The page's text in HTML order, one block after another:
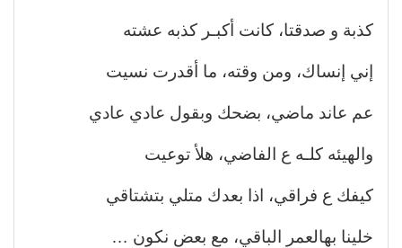
كذبة و صدقتا، كانت أكبـر كذبه عشته
إني إنساك، ومن وقته، ما أقدرت نسيت
عم عاند ماضي، بضحك وبقول عادي عادي
والهيئه كلـه ع الفاضي، هلأ توعيت
كيفك ع فراقي، اذا بعدك متلي بتشتاقي
خلينا بهالعمر الباقي، مع بعض نكون …